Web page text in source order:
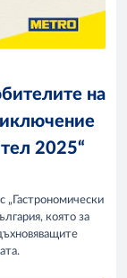
на
2025“
„Гастрономически
която за